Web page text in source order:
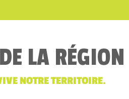
LA
NOTRE TERRITOIRE.